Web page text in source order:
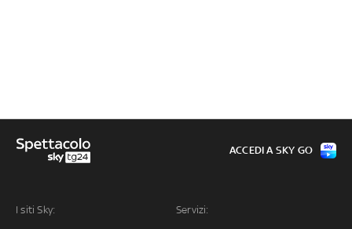
I siti Sky: Servizi:
ACCEDI A SKY GO